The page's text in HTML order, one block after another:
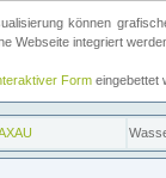
können
Webseite integriert
Form eingebettet